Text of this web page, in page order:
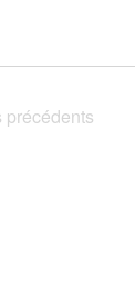
précédents